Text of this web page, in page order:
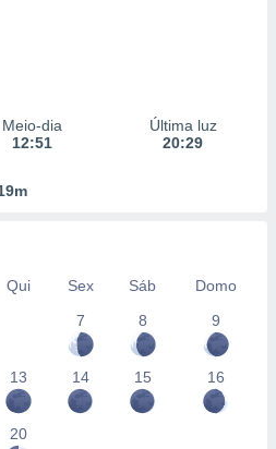
Meio-dia
12:51
Última luz
20:29
Qui Sex Sáb
Domo
7
8 9
13 14 15 16
20